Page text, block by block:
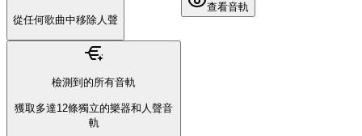
從任何歌曲中移除人聲
檢測到的所有音軌
獲取多達12條獨立的樂器和人聲音
軌
查看音軌